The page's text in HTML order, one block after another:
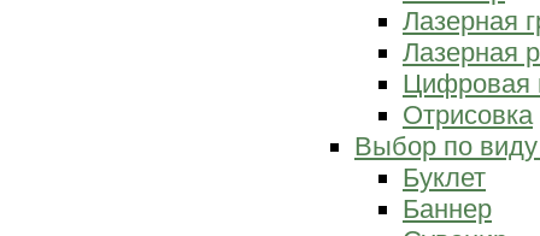
Лазерная
Лазерная
Цифровая
Отрисовка
Выбор по
Буклет
Баннер